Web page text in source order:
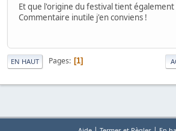
Et que l'origine du festival tient également
Commentaire inutile j'en conviens !
EN HAUT Pages 1